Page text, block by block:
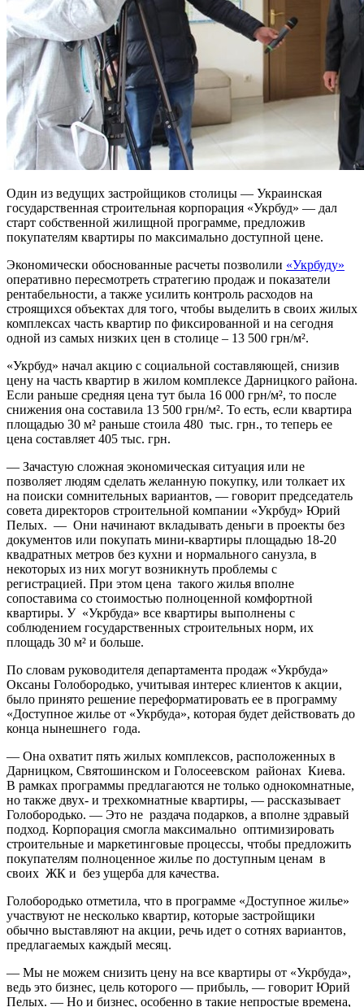
Один из ведущих застройщиков столицы — Украинская
государственная строительная корпорация «Укрбуд» — дал
старт собственной жилищной программе, предложив
покупателям квартиры по максимально доступной цене.
Экономически обоснованные расчеты позволили «Укрбуду»
оперативно пересмотреть стратегию продаж и показатели
рентабельности, а также усилить контроль расходов на
строящихся объектах для того, чтобы выделить в своих жилых
комплексах часть квартир по фиксированной и на сегодня
одной из самых низких цен в столице – 13 500 грн/м².
«Укрбуд» начал акцию с социальной составляющей, снизив
цену на часть квартир в жилом комплексе Дарницкого района.
Если раньше средняя цена тут была 16 000 грн/м², то после
снижения она составила 13 500 грн/м². То есть, если квартира
площадью 30 м² раньше стоила 480 тыс. грн., то теперь ее
цена составляет 405 тыс. грн.
— Зачастую сложная экономическая ситуация или не
позволяет людям сделать желанную покупку, или толкает их
на поиски сомнительных вариантов, — говорит председатель
совета директоров строительной компании «Укрбуд» Юрий
Пелых. — Они начинают вкладывать деньги в проекты без
документов или покупать мини-квартиры площадью 18-20
квадратных метров без кухни и нормального санузла, в
некоторых из них могут возникнуть проблемы с
регистрацией. При этом цена такого жилья вполне
сопоставима со стоимостью полноценной комфортной
квартиры. У «Укрбуда» все квартиры выполнены с
соблюдением государственных строительных норм, их
площадь 30 м² и больше.
По словам руководителя департамента продаж «Укрбуда»
Оксаны Голобородько, учитывая интерес клиентов к акции,
было принято решение переформатировать ее в программу
«Доступное жилье от «Укрбуда», которая будет действовать до
конца нынешнего года.
— Она охватит пять жилых комплексов, расположенных в
Дарницком, Святошинском и Голосеевском районах Киева.
В рамках программы предлагаются не только однокомнатные,
но также двух- и трехкомнатные квартиры, — рассказывает
Голобородько. — Это не раздача подарков, а вполне здравый
подход. Корпорация смогла максимально оптимизировать
строительные и маркетинговые процессы, чтобы предложить
покупателям полноценное жилье по доступным ценам в
своих ЖК и без ущерба для качества.
Голобородько отметила, что в программе «Доступное жилье»
участвуют не несколько квартир, которые застройщики
обычно выставляют на акции, речь идет о сотнях вариантов,
предлагаемых каждый месяц.
— Мы не можем снизить цену на все квартиры от «Укрбуда»,
ведь это бизнес, цель которого — прибыль, — говорит Юрий
Пелых. — Но и бизнес, особенно в такие непростые времена,